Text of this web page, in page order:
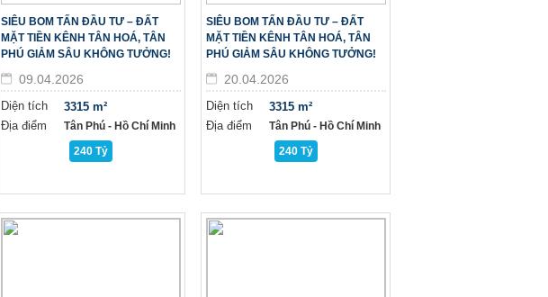
SIÊU BOM TẤN ĐẦU TƯ – ĐẤT
MẶT TIỀN KÊNH TÂN HOÁ, TÂN
PHÚ GIẢM SÂU KHÔNG TƯỞNG!
09.04.2026
Diện tích
Địa điểm
3315 m²
Tân Phú - Hồ Chí Minh
240 Tỷ
SIÊU BOM TẤN ĐẦU TƯ – ĐẤT
MẶT TIỀN KÊNH TÂN HOÁ, TÂN
PHÚ GIẢM SÂU KHÔNG TƯỞNG!
20.04.2026
Diện tích
Địa điểm
3315 m²
Tân Phú - Hồ Chí Minh
240 Tỷ